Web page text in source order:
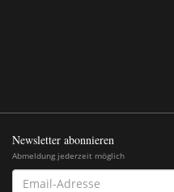
Newsletter abonnieren
Abmeldung jederzeit möglich
EMAIL-